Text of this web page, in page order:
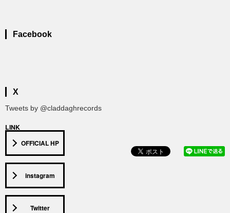
Facebook
X
Tweets by @claddaghrecords
LINK
OFFICIAL HP
instagram
Twitter